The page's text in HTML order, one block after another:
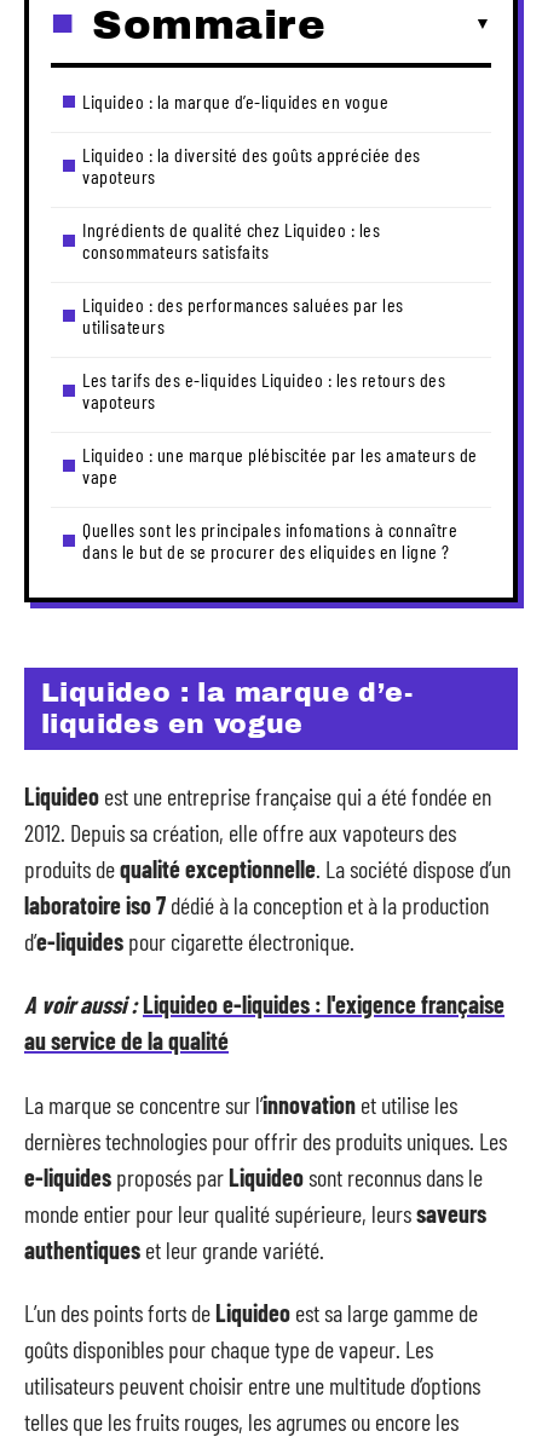
Sommaire
Liquideo : la marque d’e-liquides en vogue
Liquideo : la diversité des goûts appréciée des
vapoteurs
Ingrédients de qualité chez Liquideo : les
consommateurs satisfaits
Liquideo : des performances saluées par les
utilisateurs
Les tarifs des e-liquides Liquideo : les retours des
vapoteurs
Liquideo : une marque plébiscitée par les amateurs de
vape
Quelles sont les principales infomations à connaître
dans le but de se procurer des eliquides en ligne ?
Liquideo : la marque d’e-
liquides en vogue
Liquideo est une entreprise française qui a été fondée en
2012. Depuis sa création, elle offre aux vapoteurs des
produits dequalité exceptionnelle . La société dispose d’un
laboratoire iso 7 dédié à la conception et à la production
d’e-liquides pour cigarette électronique.
A voir aussi :Liquideo e-liquides : l'exigence française
au service de la qualité
La marque se concentre sur l’innovation et utilise les
dernières technologies pour offrir des produits uniques. Les
e-liquides proposés parLiquideosont reconnus dans le
monde entier pour leur qualité supérieure, leurssaveurs
authentiques et leur grande variété.
L’un des points forts deLiquideo est sa large gamme de
goûts disponibles pour chaque type de vapeur. Les
utilisateurs peuvent choisir entre une multitude d’options
telles que les fruits rouges, les agrumes ou encore les